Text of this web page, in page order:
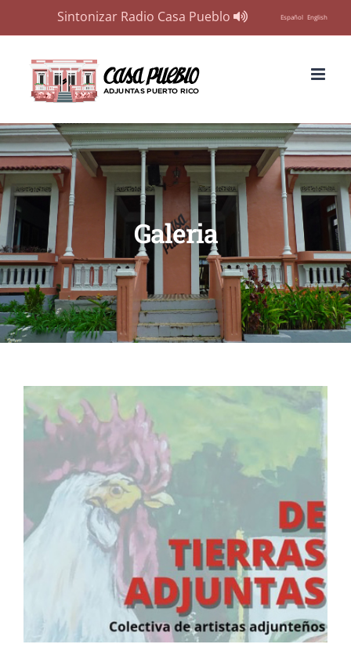
Sintonizar Radio Casa Pueblo Español English
content
Galeria
De Tierras Adjuntas – Colectiva de Artistas
Adjunteños